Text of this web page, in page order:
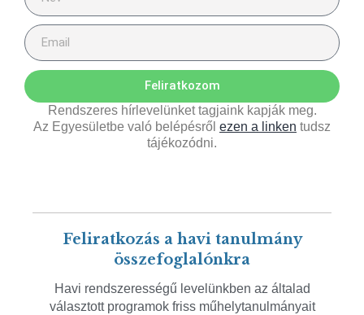
Feliratkozom
Rendszeres hírlevelünket tagjaink kapják meg.
Az Egyesületbe való belépésről ezen a linken tudsz
tájékozódni.
Feliratkozás a havi tanulmány
összefoglalónkra
Havi rendszerességű levelünkben az általad
választott programok friss műhelytanulmányait